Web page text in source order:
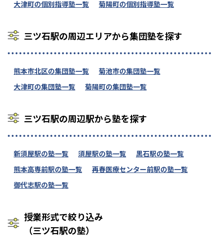
大津町の個別指導塾一覧 菊陽町の個別指導塾一覧
三ツ石駅の周辺エリアから集団塾を探す
熊本市北区の集団塾一覧
菊池市の集団塾一覧
大津町の集団塾一覧
菊陽町の集団塾一覧
三ツ石駅の周辺駅から塾を探す
新須屋駅の塾一覧 須屋駅の塾一覧
黒石駅の塾一覧
熊本高専前駅の塾一覧
再春医療センター前駅の塾一覧
御代志駅の塾一覧
授業形式で絞り込み
（三ツ石駅の塾）